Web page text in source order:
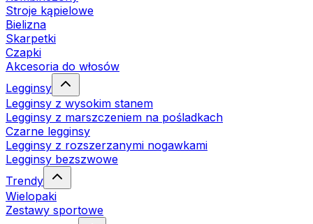
Stroje kąpielowe
Bielizna
Skarpetki
Czapki
Akcesoria do włosów
Legginsy
Legginsy z wysokim stanem
Legginsy z marszczeniem na pośladkach
Czarne legginsy
Legginsy z rozszerzanymi nogawkami
Legginsy bezszwowe
Trendy
Wielopaki
Zestawy sportowe